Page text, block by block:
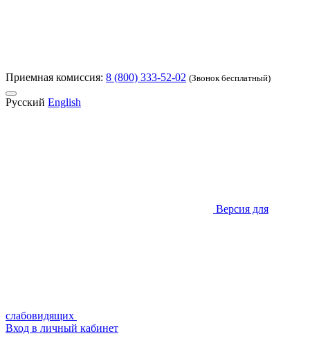
Приемная комиссия: 8 (800) 333-52-02 (Звонок бесплатный)
Русский English
Версия для
слабовидящих
Вход в личный кабинет